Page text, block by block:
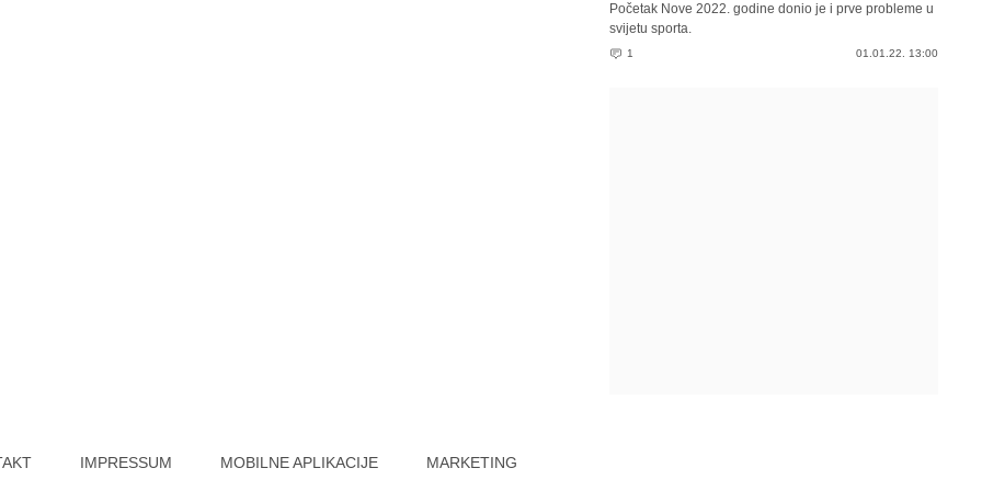
Početak Nove 2022. godine donio je i prve probleme u
svijetu sporta.
1 01.01.22. 13:00
IMPRESSUM MOBILNE APLIKACIJE MARKETING